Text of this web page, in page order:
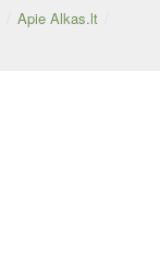
Apie Alkas.lt